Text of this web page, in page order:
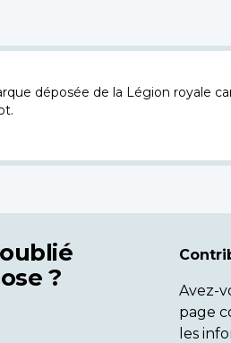
déposée de la Légion royale
?
Avez-
page
les